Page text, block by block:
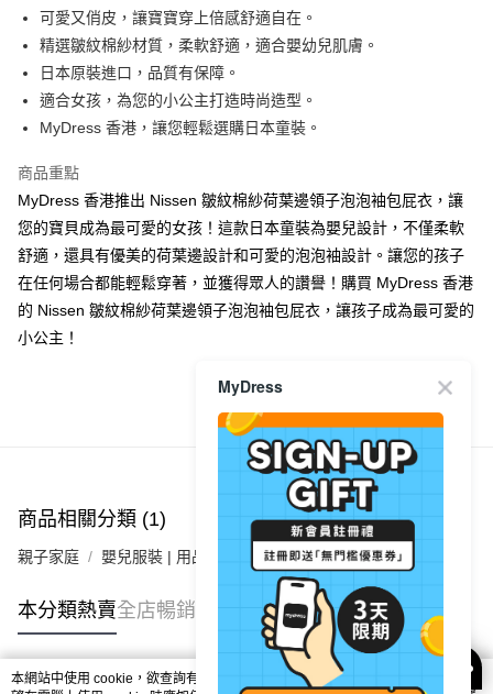
WeChat Pay
送貨方式
付款後順豐站及營業點
付款後順豐合作便利店
每筆HK$40.00，滿HK$350.00或以上免運費
付款後其他順豐合作點
每筆HK$40.00，滿HK$350.00或以上免運費
其他國家/地區配送 (運費只供參考，下單後客服會再聯絡酌
可愛又俏皮，讓寶寶穿上倍感舒適自在。
精選皺紋棉紗材質，柔軟舒適，適合嬰幼兒肌膚。
日本原裝進口，品質有保障。
適合女孩，為您的小公主打造時尚造型。
MyDress 香港，讓您輕鬆選購日本童裝。
商品重點
MyDress 香港推出 Nissen 皺紋棉紗荷葉邊領子泡泡袖包屁衣，讓
您的寶貝成為最可愛的女孩！這款日本童裝為嬰兒設計，不僅柔軟
舒適，還具有優美的荷葉邊設計和可愛的泡泡袖設計。讓您的孩子
在任何場合都能輕鬆穿著，並獲得眾人的讚譽！購買 MyDress 香港
的 Nissen 皺紋棉紗荷葉邊領子泡泡袖包屁衣，讓孩子成為最可愛的
小公主！
商品推薦
商品相關分類 (1)
親子家庭 嬰兒服裝 | 用品 嬰兒服裝
本分類熱賣全店暢銷排行
本網站中使用 cookie，欲查詢有關本網站使用 cookie 方式之詳情，及若您不希
MyDress